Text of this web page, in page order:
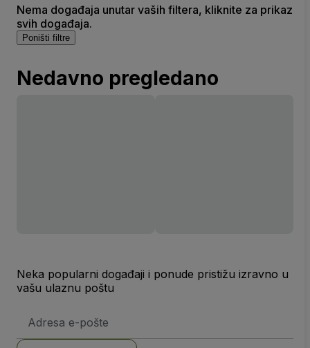
Nema događaja unutar vaših filtera, kliknite za prikaz
svih događaja.
Poništi filtre
Nedavno pregledano
Neka popularni događaji i ponude pristižu izravno u
vašu ulaznu poštu
mail